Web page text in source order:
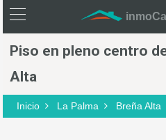
Piso en pleno centro
Alta
Inicio La Palma Breña Alta